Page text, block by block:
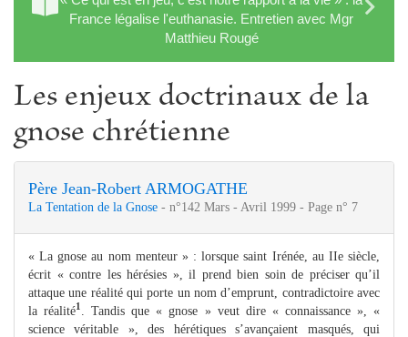
France légalise l'euthanasie. Entretien avec Mgr
Matthieu Rougé
Les enjeux doctrinaux de la
gnose chrétienne
Père Jean-Robert ARMOGATHE
La Tentation de la Gnose - n°142 Mars - Avril 1999 - Page n° 7
« La gnose au nom menteur » : lorsque saint Irénée, au IIe siècle,
écrit « contre les hérésies », il prend bien soin de préciser qu’il
attaque une réalité qui porte un nom d’emprunt, contradictoire avec
la réalité1
. Tandis que « gnose » veut dire « connaissance », «
science véritable », des hérétiques s’avançaient masqués, qui